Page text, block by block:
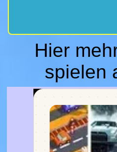
Hier
spielen